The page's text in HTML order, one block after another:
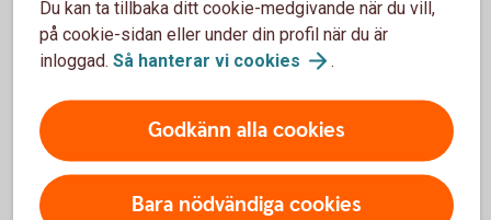
Var görs återbetalningar?
Du kan ta tillbaka ditt cookie-medgivande när du vill,
på cookie-sidan eller under din profil när du är
inloggad. Så hanterar vi cookies .
Godkänn alla cookies
Bara nödvändiga cookies